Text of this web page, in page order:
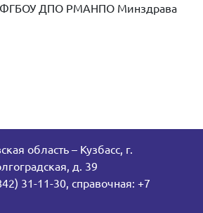
ФГБОУ ДПО РМАНПО Минздрава
область – Кузбасс, г.
д. 39
31-11-30, справочная: +7